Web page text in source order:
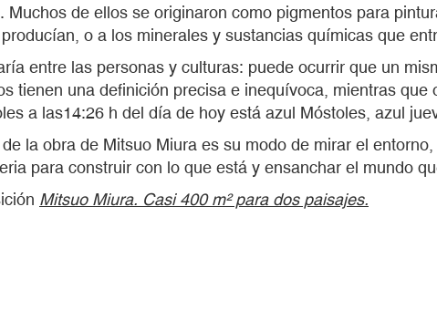
Muchos de ellos se originaron como pigmentos para
o a los minerales y sustancias químicas que
entre las personas y culturas: puede ocurrir que un
tienen una definición precisa e inequívoca, mientras
a las14:26 h del día de hoy está azul Móstoles, azul
la obra de Mitsuo Miura es su modo de mirar el
para construir con lo que está y ensanchar el mundo
Mitsuo Miura. Casi 400 m² para dos paisajes.